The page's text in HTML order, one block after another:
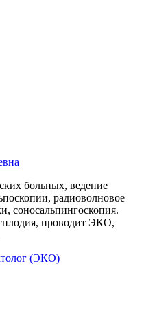
больных, ведение
радиоволновое
соносальпингоскопия.
проводит ЭКО,
(ЭКО)